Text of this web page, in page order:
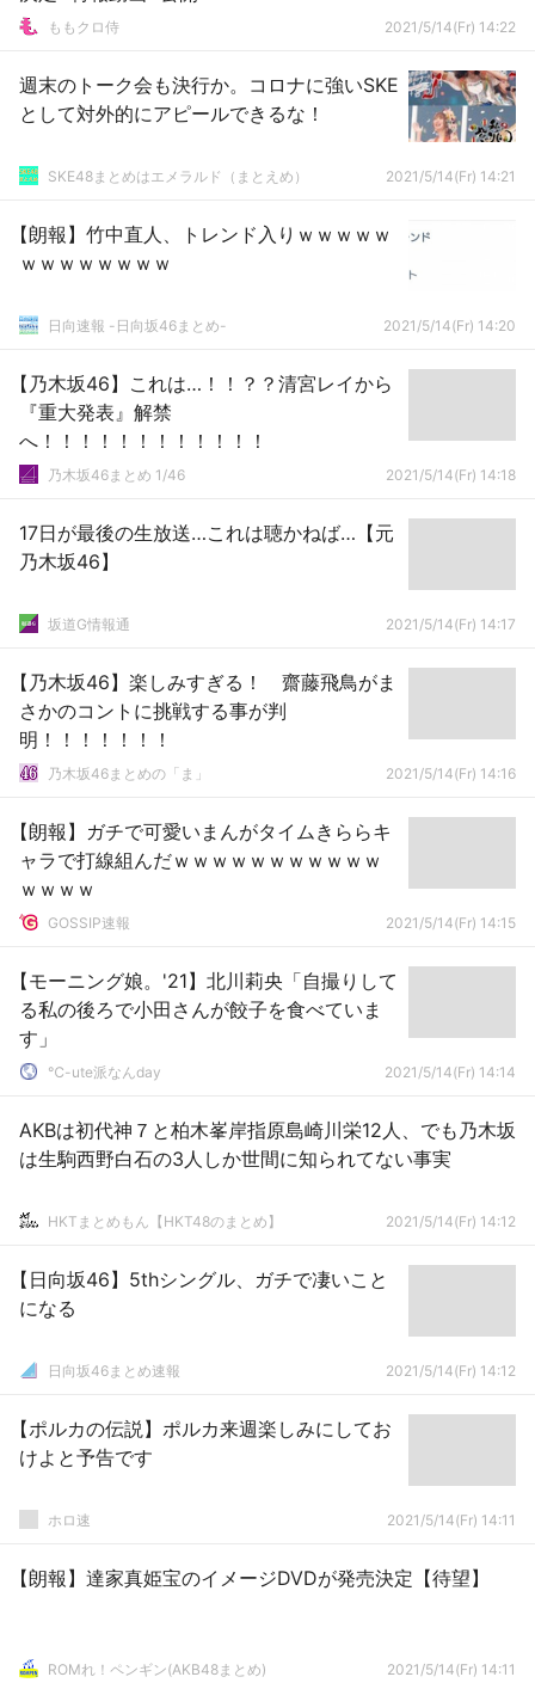
ももクロ侍 2021/5/14(Fr) 14:22
週末のトーク会も決行か。コロナに強いSKE
として対外的にアピールできるな！
SKE48まとめはエメラルド（まとえめ） 2021/5/14(Fr) 14:21
【朗報】竹中直人、トレンド入りｗｗｗｗｗ
ｗｗｗｗｗｗｗｗ
日向速報 -日向坂46まとめ- 2021/5/14(Fr) 14:20
【乃木坂46】これは…！！？？清宮レイから
『重大発表』解禁
へ！！！！！！！！！！！！
乃木坂46まとめ 1/46 2021/5/14(Fr) 14:18
17日が最後の生放送…これは聴かねば…【元
乃木坂46】
坂道G情報通 2021/5/14(Fr) 14:17
【乃木坂46】楽しみすぎる！ 齋藤飛鳥がま
さかのコントに挑戦する事が判
明！！！！！！！
乃木坂46まとめの「ま」 2021/5/14(Fr) 14:16
【朗報】ガチで可愛いまんがタイムきららキ
ャラで打線組んだｗｗｗｗｗｗｗｗｗｗｗ
ｗｗｗｗ
GOSSIP速報 2021/5/14(Fr) 14:15
【モーニング娘。'21】北川莉央「自撮りして
る私の後ろで小田さんが餃子を食べていま
す」
℃-ute派なんday 2021/5/14(Fr) 14:14
AKBは初代神７と柏木峯岸指原島崎川栄12人、でも乃木坂
は生駒西野白石の3人しか世間に知られてない事実
HKTまとめもん【HKT48のまとめ】 2021/5/14(Fr) 14:12
【日向坂46】5thシングル、ガチで凄いこと
になる
日向坂46まとめ速報 2021/5/14(Fr) 14:12
【ポルカの伝説】ポルカ来週楽しみにしてお
けよと予告です
ホロ速 2021/5/14(Fr) 14:11
【朗報】達家真姫宝のイメージDVDが発売決定【待望】
ROMれ！ペンギン(AKB48まとめ) 2021/5/14(Fr) 14:11